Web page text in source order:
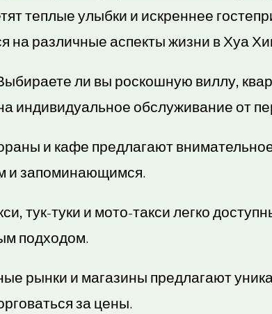
теплые улыбки и искреннее
на различные аспекты жизни в Хуа
ли вы роскошную виллу,
индивидуальное обслуживание от
и кафе предлагают
и запоминающимся.
тук-туки и мото-такси легко
подходом.
рынки и магазины предлагают
за цены.